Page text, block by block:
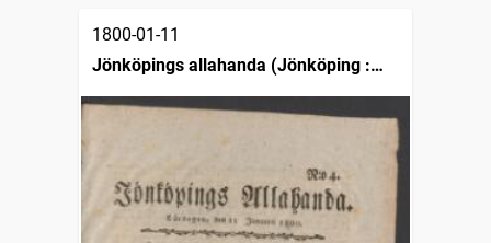
1800-01-11
Jönköpings allahanda (Jönköping :
1797)